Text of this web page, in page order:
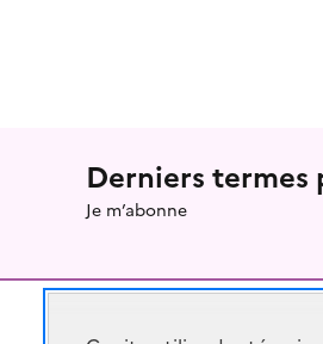
Menu
Derniers termes
Je m’abonne